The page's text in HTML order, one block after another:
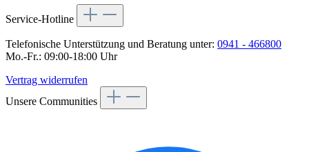
Service-Hotline
Telefonische Unterstützung und Beratung unter: 0941 - 466800
Mo.-Fr.: 09:00-18:00 Uhr
Vertrag widerrufen
Unsere Communities